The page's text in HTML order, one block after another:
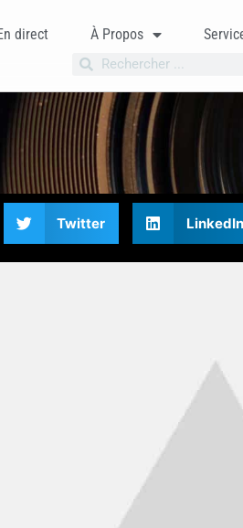
direct À Propos
Twitter LinkedIn